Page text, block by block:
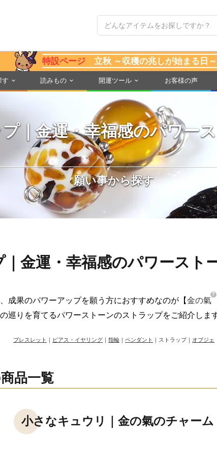
特設ページ立秋 ～収穫の兆しが始まる日～
す 読みもの 開運ツール お客様の声
｜金運・幸福感のパワー
願い事から探す
金運・幸福感のパワースト
成果のパワーアップを願う方におすすめなのが【金の氣
巡りを育てるパワーストーンのストラップをご紹介します
ブレスレット ｜ ピアス・イヤリング ｜ 指輪 ｜ ペンダント ｜ストラップ｜ オブジェ
品一覧
小さなキュウリ｜金の氣のチャーム